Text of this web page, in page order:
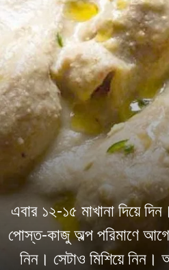
এবার ১২-১৫ মাখানা দিয়ে
পোস্ত-কাজু অল্প পরিমাণে
নিন। সেটাও মিশিয়ে